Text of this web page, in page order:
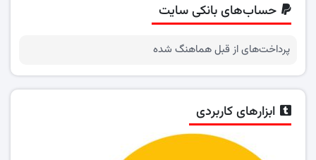
حساب‌های بانکی سایت
پرداخت‌های از قبل هماهنگ شده
ابزارهای کاربردی